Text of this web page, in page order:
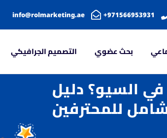
971566953931+
info@rolmarketing.ae
بحث عضوي التصميم الجرافيكي
السيو؟ دليل
للمحترفين